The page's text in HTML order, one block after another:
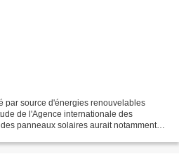
par source d'énergies renouvelables
de l'Agence internationale des
panneaux solaires aurait notamment